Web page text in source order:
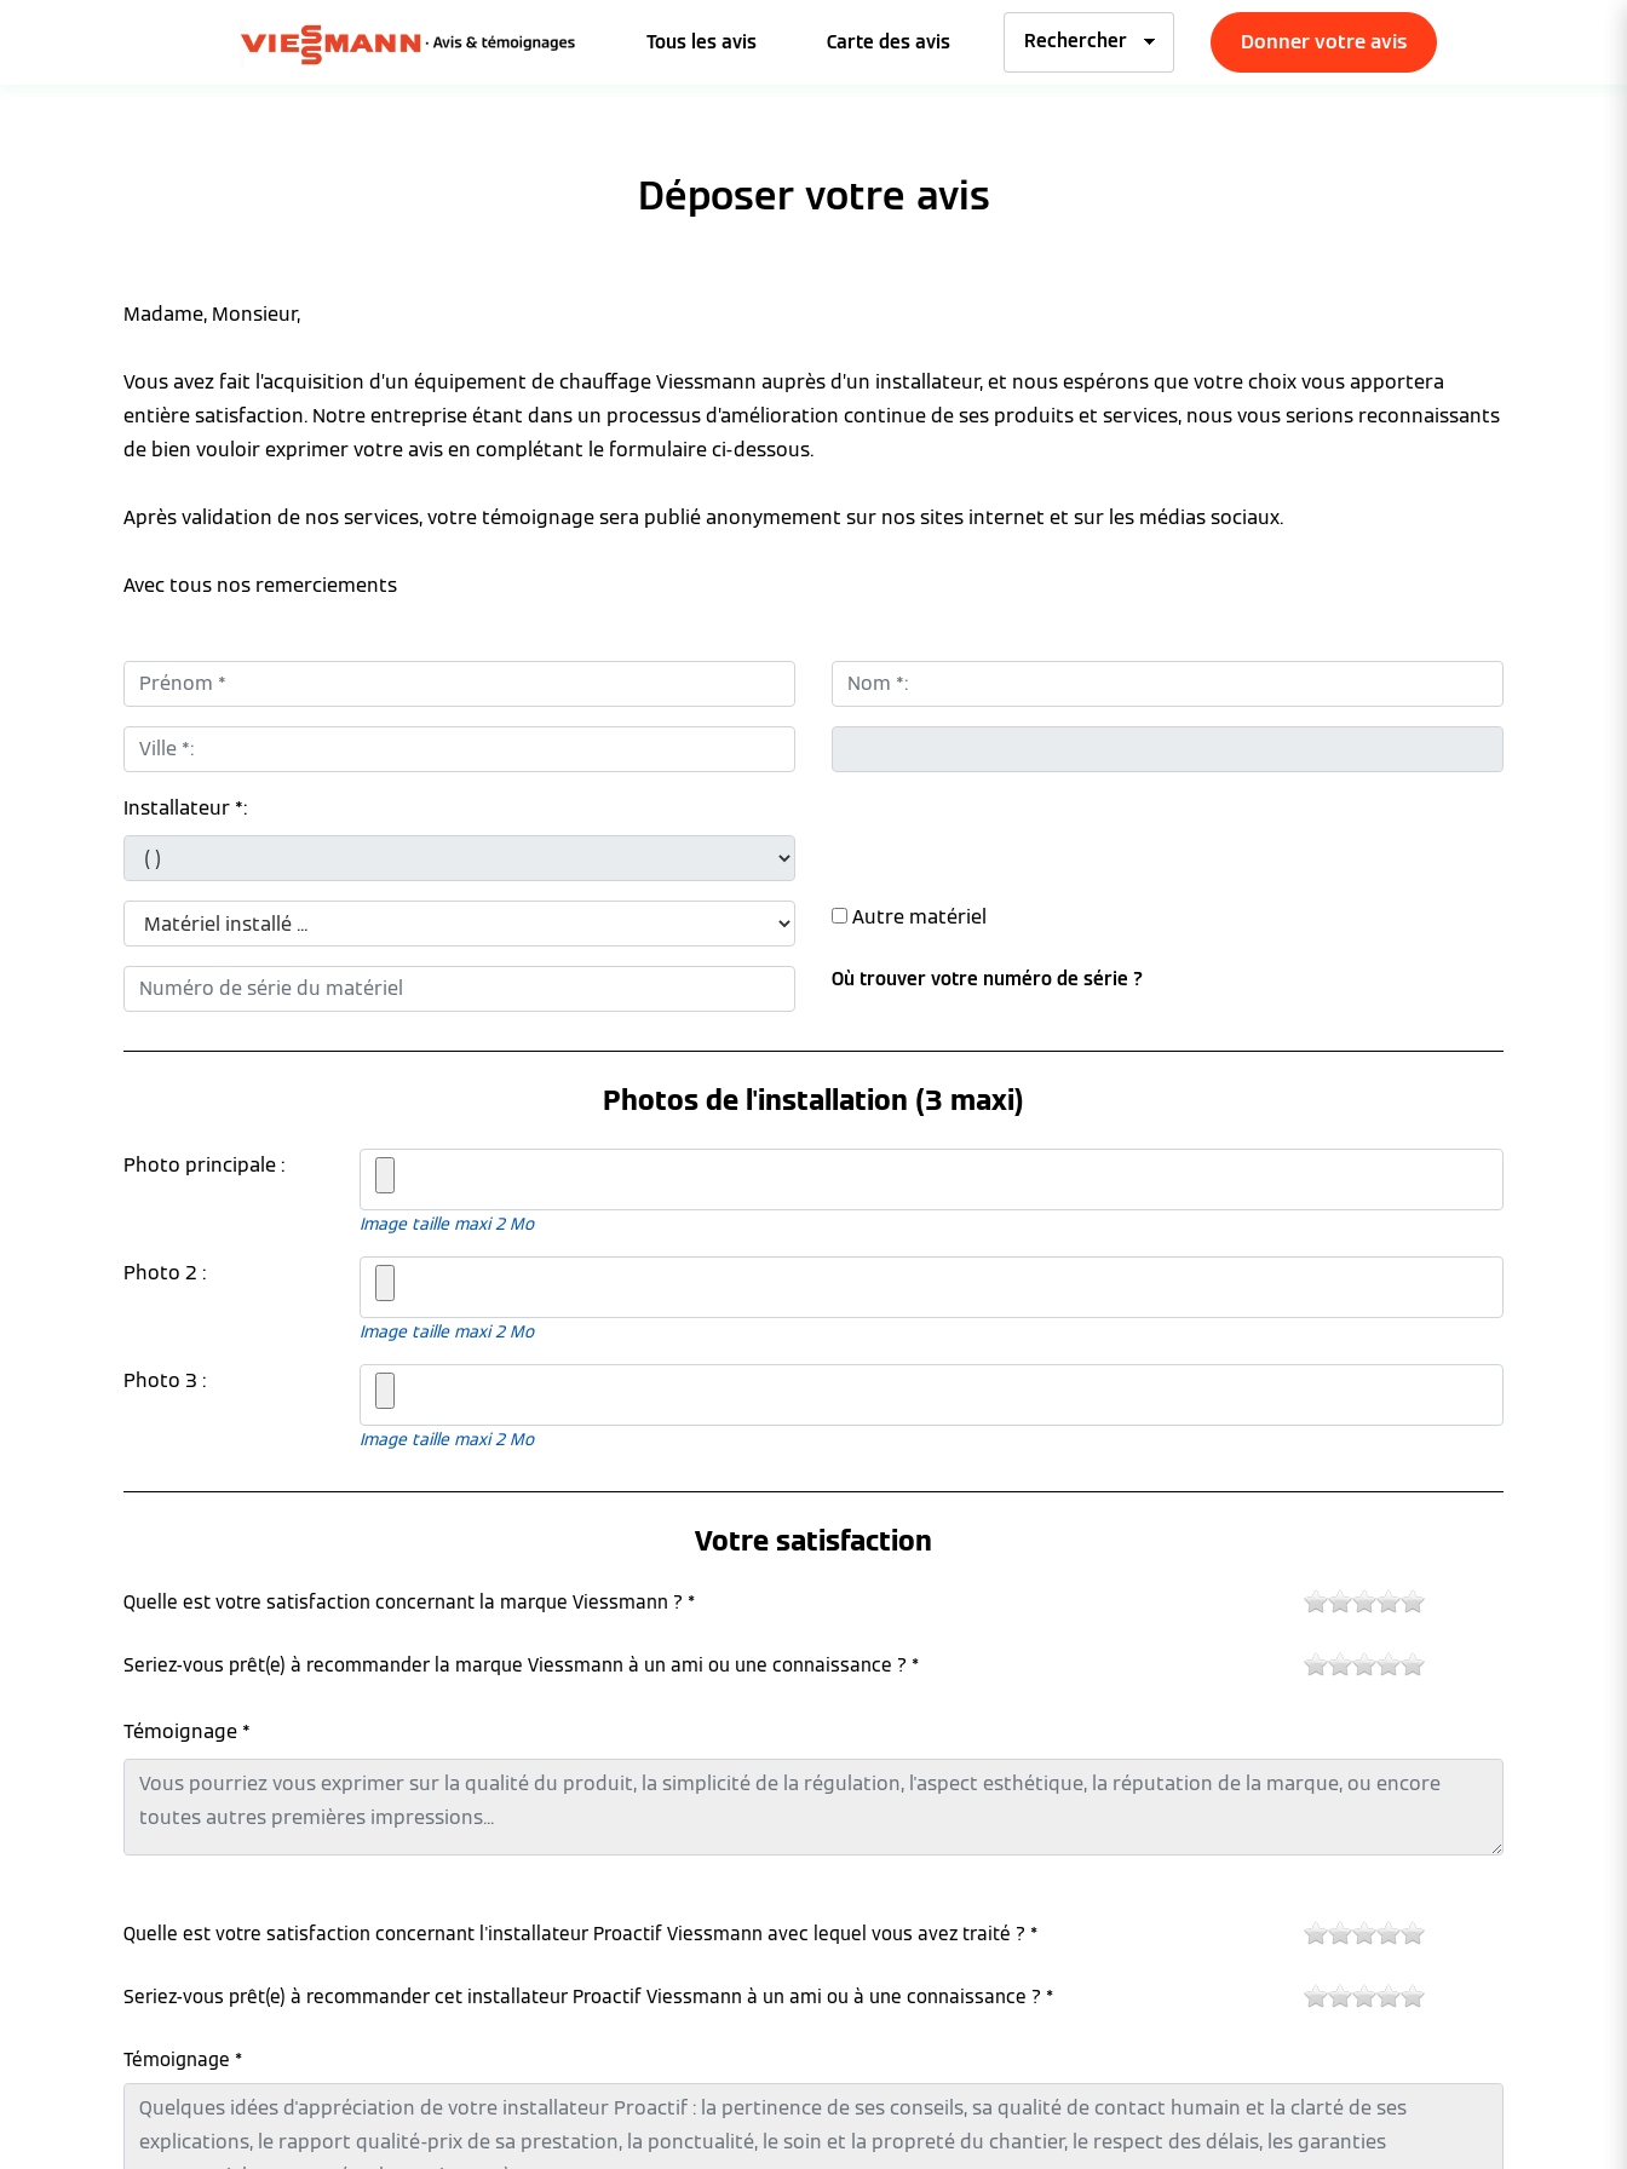
Tous les avis Carte des avis Donner votre avis
Déposer votre avis
Madame, Monsieur,
Vous avez fait l’acquisition d’un équipement de chauffage Viessmann auprès d’un installateur, et nous espérons que votre choix vous apportera
entière satisfaction. Notre entreprise étant dans un processus d’amélioration continue de ses produits et services, nous vous serions reconnaissants
de bien vouloir exprimer votre avis en complétant le formulaire ci-dessous.
Après validation de nos services, votre témoignage sera publié anonymement sur nos sites internet et sur les médias sociaux.
Avec tous nos remerciements
Prénom *: Nom *:
Ville *:
Installateur *:
Autre matériel
Où trouver votre numéro de série ?
Photos de l'installation (3 maxi)
Photo principale :
Image taille maxi 2 Mo
Photo 2 :
Image taille maxi 2 Mo
Photo 3 :
Image taille maxi 2 Mo
Votre satisfaction
Quelle est votre satisfaction concernant la marque Viessmann ? *
Seriez-vous prêt(e) à recommander la marque Viessmann à un ami ou une connaissance ? *
Témoignage *
Quelle est votre satisfaction concernant l'installateur Proactif Viessmann avec lequel vous avez traité ? *
Seriez-vous prêt(e) à recommander cet installateur Proactif Viessmann à un ami ou à une connaissance ? *
Témoignage *